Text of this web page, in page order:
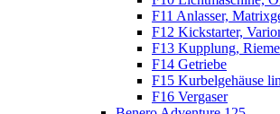
F11 Anlasser,
F12 Kickstarter,
F13 Kupplung,
F14 Getriebe
F15 Kurbelgehäuse
F16 Vergaser